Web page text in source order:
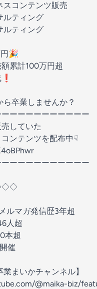
スコンテンツ販売
ルティング
ルティング
🎉
累計100万円超
卒業しませんか？
ーーーーーーーーーー
していた
コンテンツを配布中☟
ーーーーーーーーーー
ルマガ発信歴3年超
人超
本超
催
まいかチャンネル】
@maika-biz/